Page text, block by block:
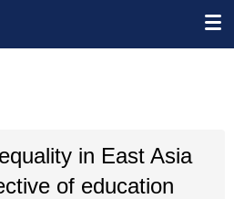
in East Asia
of education